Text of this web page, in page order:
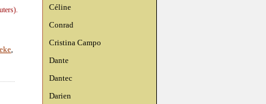
Céline
Conrad
Cristina Campo
Dante
Dantec
Darien
,